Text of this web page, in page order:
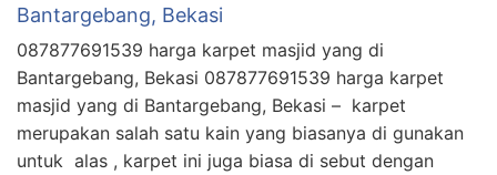
Bantargebang, Bekasi
087877691539 harga karpet masjid yang di
Bantargebang, Bekasi 087877691539 harga karpet
masjid yang di Bantargebang, Bekasi – karpet
merupakan salah satu kain yang biasanya di gunakan
untuk alas , karpet ini juga biasa di sebut dengan